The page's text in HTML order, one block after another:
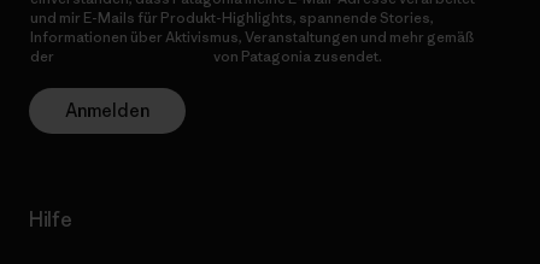
und mir E-Mails für Produkt-Highlights, spannende Stories,
Informationen über Aktivismus, Veranstaltungen und mehr gemäß
der
von Patagonia zusendet.
Anmelden
Hilfe